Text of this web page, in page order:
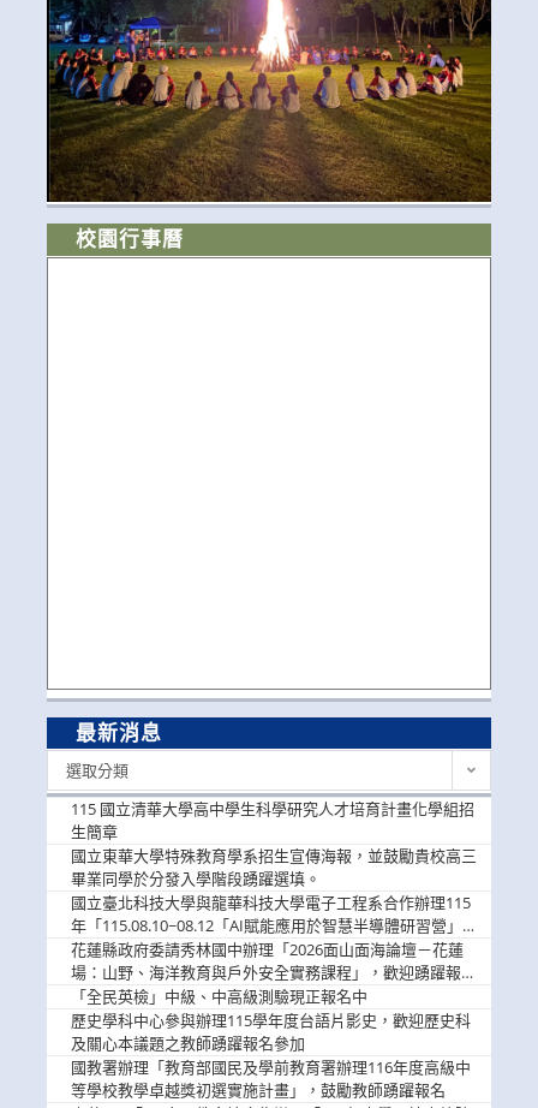
校園行事曆
最新消息
選取分類
115 國立清華大學高中學生科學研究人才培育計畫化學組招
生簡章
國立東華大學特殊教育學系招生宣傳海報，並鼓勵貴校高三
畢業同學於分發入學階段踴躍選填。
國立臺北科技大學與龍華科技大學電子工程系合作辦理115
年「115.08.10~08.12「AI賦能應用於智慧半導體研習營」，
歡迎學生踴躍報名參加
花蓮縣政府委請秀林國中辦理「2026面山面海論壇－花蓮
場：山野、海洋教育與戶外安全實務課程」，歡迎踴躍報名
參加
「全民英檢」中級、中高級測驗現正報名中
歷史學科中心參與辦理115學年度台語片影史，歡迎歷史科
及關心本議題之教師踴躍報名參加
國教署辦理「教育部國民及學前教育署辦理116年度高級中
等學校教學卓越獎初選實施計畫」，鼓勵教師踴躍報名